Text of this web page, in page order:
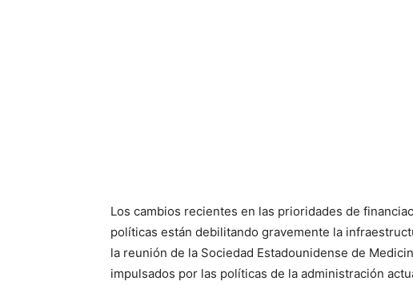
Los cambios recientes en las prioridades de
políticas están debilitando gravemente la
la reunión de la Sociedad Estadounidense de
impulsados ​​por las políticas de la administración